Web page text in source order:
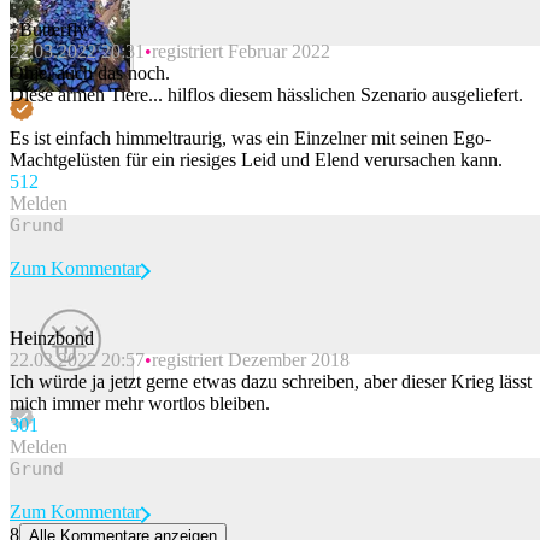
Beitrag melden
*Butterfly*
22.03.2022 20:31 registriert Februar 2022
Ohje, auch das noch.
Diese armen Tiere... hilflos diesem hässlichen Szenario ausgeliefert.
Es ist einfach himmeltraurig, was ein Einzelner mit seinen Ego-
Machtgelüsten für ein riesiges Leid und Elend verursachen kann.
51 2
Melden
Beitrag melden
Zum Kommentar
Heinzbond
22.03.2022 20:57 registriert Dezember 2018
Ich würde ja jetzt gerne etwas dazu schreiben, aber dieser Krieg lässt
mich immer mehr wortlos bleiben.
301
Melden
Zum Kommentar
8 Alle Kommentare anzeigen